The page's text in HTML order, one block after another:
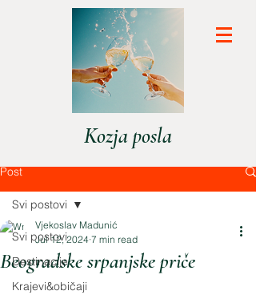
Kozja posla
Post
Svi postovi
Destinacije
Krajevi&običaji
Svi postovi
Beogradske srpanjske priče
Vjekoslav Madunić
Jul 12, 2024 7 min read